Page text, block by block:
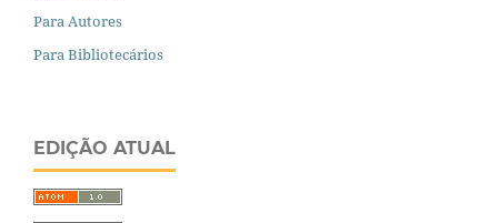
Para Autores
Para Bibliotecários
EDIÇÃO ATUAL